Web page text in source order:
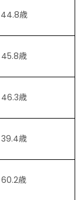
44.8歳
45.8歳
46.3歳
39.4歳
60.2歳